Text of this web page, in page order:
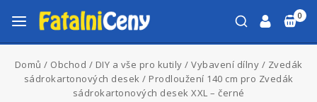
0
Domů / Obchod / DIY a vše pro kutily / Vybavení dílny / Zvedák
sádrokartonových desek / Prodloužení 140 cm pro Zvedák
sádrokartonových desek XXL – černé